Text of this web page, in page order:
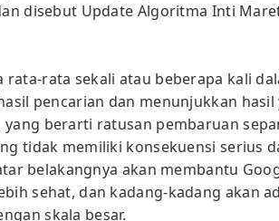
disebut Update Algoritma Inti
rata sekali atau beberapa kali
pencarian dan menunjukkan hasil
berarti ratusan pembaruan
tidak memiliki konsekuensi serius
belakangnya akan membantu
sehat, dan kadang-kadang akan
skala besar.